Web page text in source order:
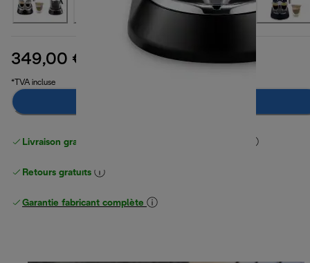
349,00 € prix original 449,90 €
(-22 %)
*TVA incluse
Livraison gratuite standard
Retours gratuits
Garantie fabricant complète